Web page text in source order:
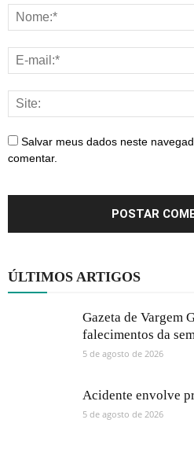
Salvar meus dados neste
comentar.
ÚLTIMOS ARTIGOS
Gazeta de Vargem
falecimentos da
5 de agosto de 2026
Acidente envolve
5 de agosto de 2026